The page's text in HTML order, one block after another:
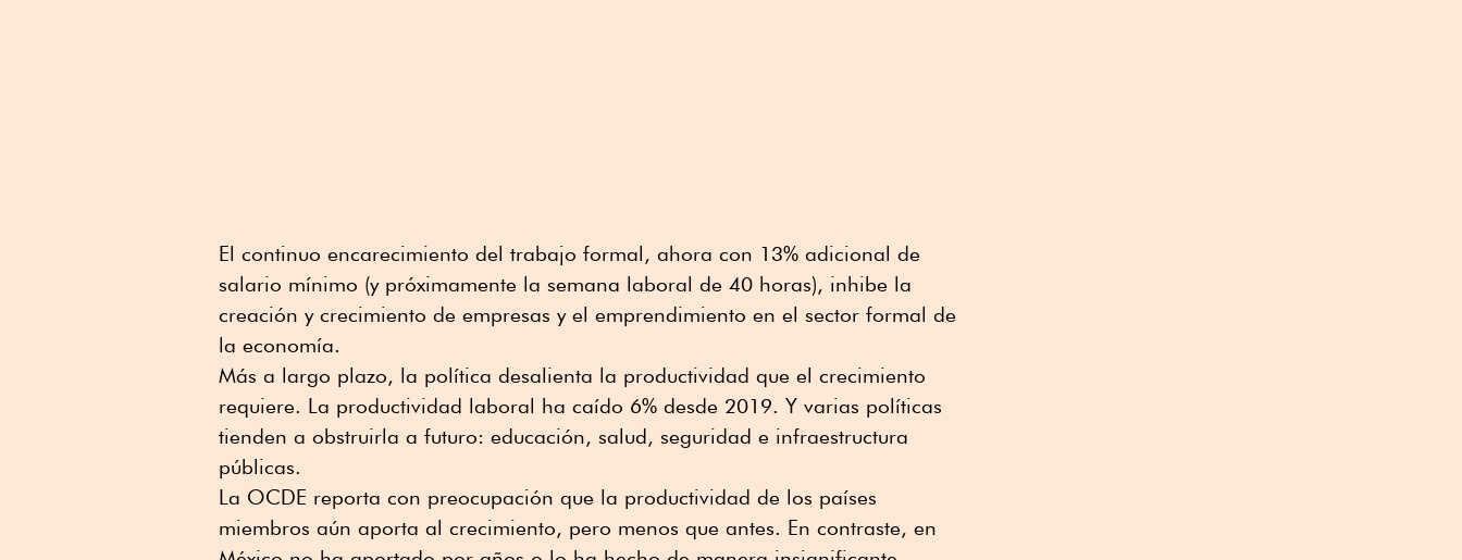
El continuo encarecimiento del trabajo formal, ahora con 13% adicional de
salario mínimo (y próximamente la semana laboral de 40 horas), inhibe la
creación y crecimiento de empresas y el emprendimiento en el sector formal de
la economía.
Más a largo plazo, la política desalienta la productividad que el crecimiento
requiere. La productividad laboral ha caído 6% desde 2019. Y varias políticas
tienden a obstruirla a futuro: educación, salud, seguridad e infraestructura
públicas.
La OCDE reporta con preocupación que la productividad de los países
miembros aún aporta al crecimiento, pero menos que antes. En contraste, en